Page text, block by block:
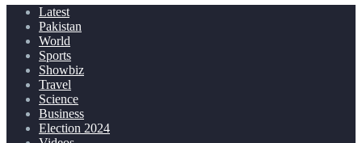
Latest
Pakistan
World
Sports
Showbiz
Travel
Science
Business
Election 2024